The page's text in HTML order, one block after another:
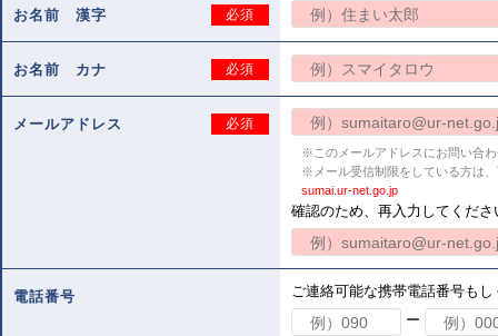
お名前 漢字 必須
お名前 カナ 必須
メールアドレス 必須
※このメールアドレスにお問い合
※メール受信制限をしている方は
sumai.ur-net.go.jp
確認のため、再入力してくださ
電話番号
ご連絡可能な携帯電話番号も
ー